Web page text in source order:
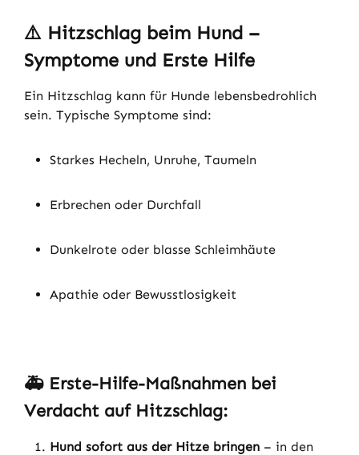
⚠️ Hitzschlag beim Hund –
Symptome und Erste Hilfe
Ein Hitzschlag kann für Hunde lebensbedrohlich
sein. Typische Symptome sind:
Starkes Hecheln, Unruhe, Taumeln
Erbrechen oder Durchfall
Dunkelrote oder blasse Schleimhäute
Apathie oder Bewusstlosigkeit
🚑 Erste-Hilfe-Maßnahmen bei
Verdacht auf Hitzschlag:
Hund sofort aus der Hitze bringen – in den